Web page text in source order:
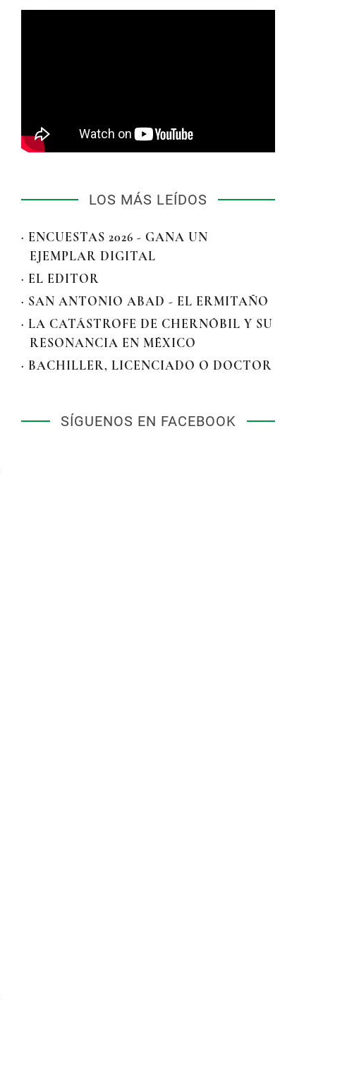
LOS MÁS LEÍDOS
· ENCUESTAS 2026 - GANA UN
EJEMPLAR DIGITAL
· EL EDITOR
· SAN ANTONIO ABAD - EL ERMITAÑO
· LA CATÁSTROFE DE CHERNÓBIL Y SU
RESONANCIA EN MÉXICO
· BACHILLER, LICENCIADO O DOCTOR
SÍGUENOS EN FACEBOOK